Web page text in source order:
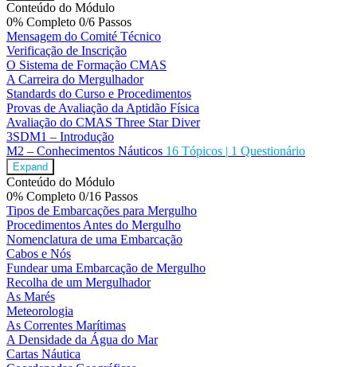
Conteúdo do Módulo
0% Completo 0/6 Passos
Mensagem do Comité Técnico
Verificação de Inscrição
O Sistema de Formação CMAS
A Carreira do Mergulhador
Standards do Curso e Procedimentos
Provas de Avaliação da Aptidão Física
Avaliação do CMAS Three Star Diver
3SDM1 – Introdução
M2 – Conhecimentos Náuticos 16 Tópicos | 1 Questionário
Expand
Conteúdo do Módulo
0% Completo 0/16 Passos
Tipos de Embarcações para Mergulho
Procedimentos Antes do Mergulho
Nomenclatura de uma Embarcação
Cabos e Nós
Fundear uma Embarcação de Mergulho
Recolha de um Mergulhador
As Marés
Meteorologia
As Correntes Marítimas
A Densidade da Água do Mar
Cartas Náutica